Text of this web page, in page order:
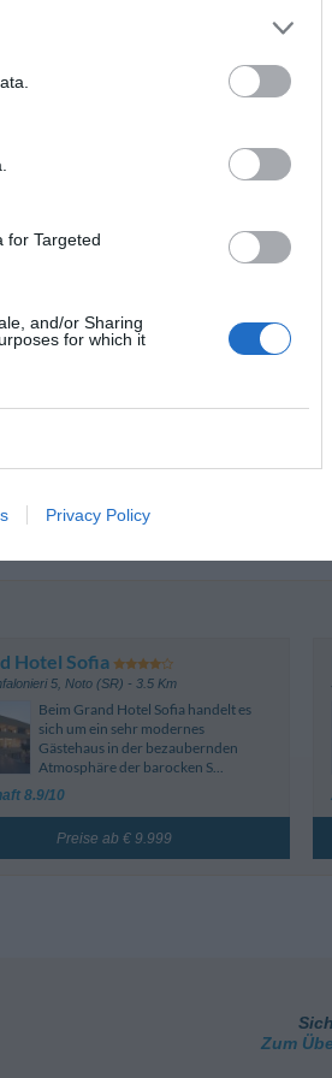
for Targeted
and/or Sharing
for which it
Privacy Policy
nächtigen?
nächtigen?
lo rural con la dejadez.
nächtigen?
Seite 1-1
Hotel Sofia
5 ,Noto (SR) - 3.5 Km
Beim Grand Hotel Sofia handelt es
sich um ein sehr modernes
Gästehaus in der bezaubernden
Atmosphäre der barocken S...
8.9/10
Preise ab € 9.999
Zum